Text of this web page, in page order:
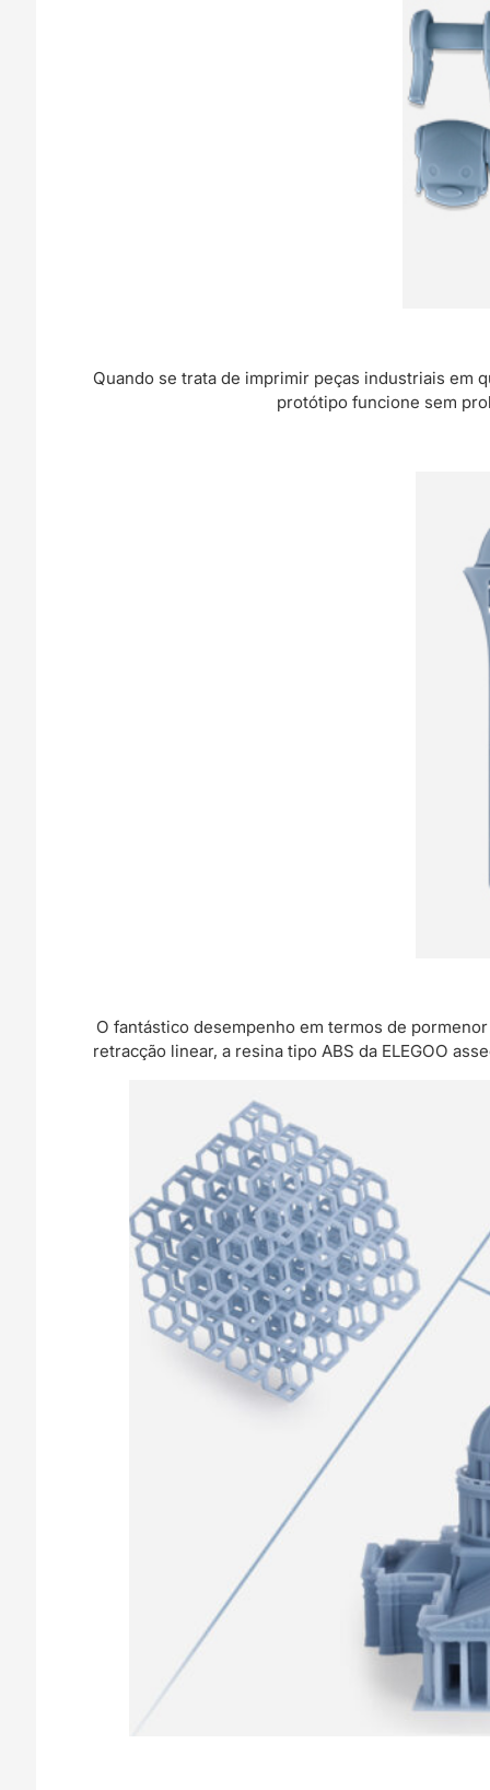
Quando se trata de imprimir peças industriais em
protótipo funcione sem
O fantástico desempenho em termos de
retracção linear, a resina tipo ABS da ELEGOO